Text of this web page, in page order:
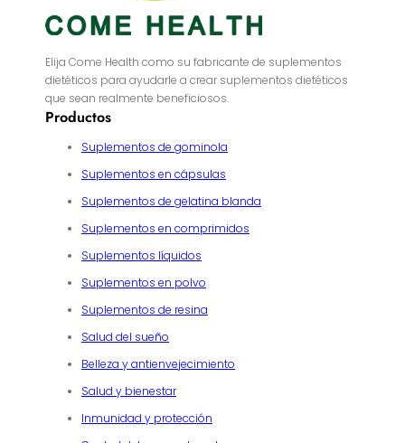
Elija Come Health como su fabricante de suplementos
dietéticos para ayudarle a crear suplementos dietéticos
que sean realmente beneficiosos.
Productos
Suplementos de gominola
Suplementos en cápsulas
Suplementos de gelatina blanda
Suplementos en comprimidos
Suplementos líquidos
Suplementos en polvo
Suplementos de resina
Salud del sueño
Belleza y antienvejecimiento
Salud y bienestar
Inmunidad y protección